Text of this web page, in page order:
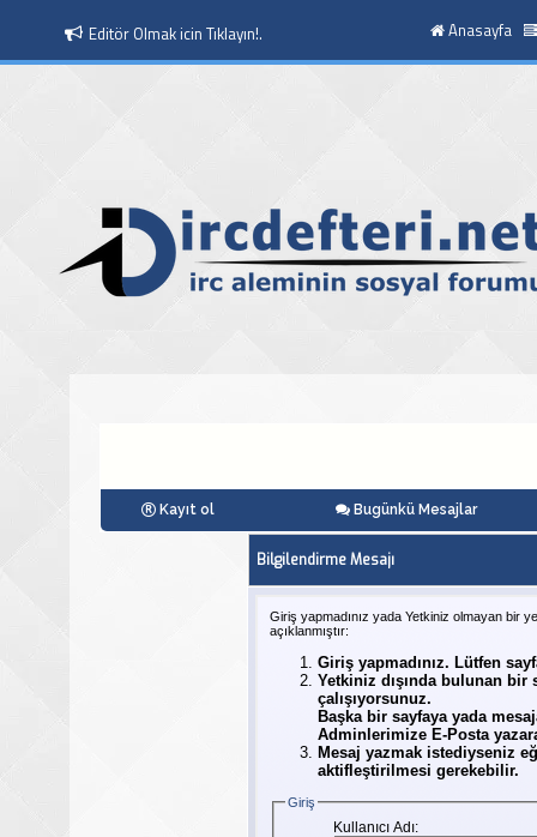
Editör Olmak icin Tıklayın!. Anasayfa
Kayıt ol Bugünkü Mesajlar
Bilgilendirme Mesajı
Giriş yapmadınız yada Yetkiniz olmayan bir
açıklanmıştır:
Giriş yapmadınız. Lütfen
Yetkiniz dışında bulunan bir
çalışıyorsunuz.
Başka bir sayfaya yada
Adminlerimize E-Posta
Mesaj yazmak istediyseniz
aktifleştirilmesi gerekebilir.
Giriş
Kullanıcı Adı: